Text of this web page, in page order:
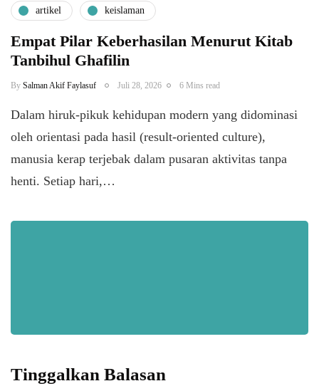
artikel keislaman
Empat Pilar Keberhasilan Menurut Kitab
Tanbihul Ghafilin
By Salman Akif Faylasuf Juli 28, 2026 6 Mins read
Dalam hiruk-pikuk kehidupan modern yang didominasi
oleh orientasi pada hasil (result-oriented culture),
manusia kerap terjebak dalam pusaran aktivitas tanpa
henti. Setiap hari,…
Tinggalkan Balasan